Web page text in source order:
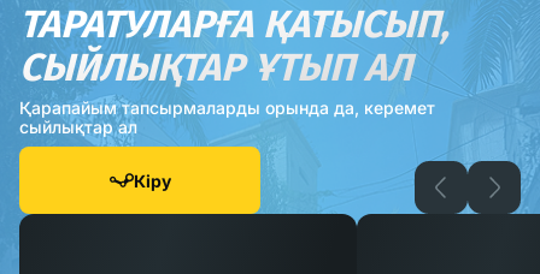
ТАРАТУЛАРҒА ҚАТЫСЫП,
СЫЙЛЫҚТАР ҰТЫП АЛ
Қарапайым тапсырмаларды орында да, керемет
сыйлықтар ал
Кіру